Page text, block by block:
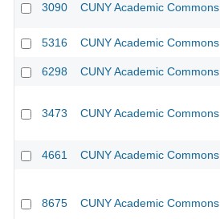
3090 CUNY Academic Commons
5316 CUNY Academic Commons
6298 CUNY Academic Commons
3473 CUNY Academic Commons
4661 CUNY Academic Commons
8675 CUNY Academic Commons